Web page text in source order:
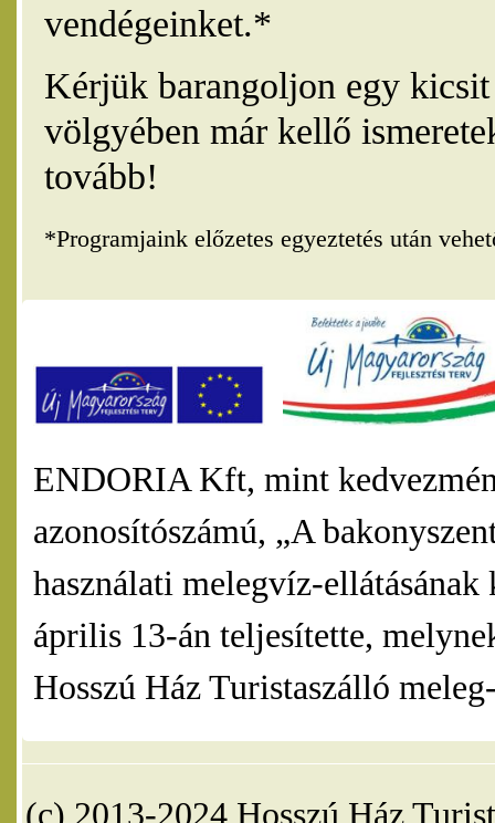
vendégeinket.*
Kérjük barangoljon egy
völgyében már kellő
tovább!
*Programjaink előzetes egyeztetés után
ENDORIA Kft, mint
azonosítószámú, „A
használati melegvíz-
április 13-án teljesítette,
Hosszú Ház Turistaszálló
(c) 2013-2024 Hosszú Ház